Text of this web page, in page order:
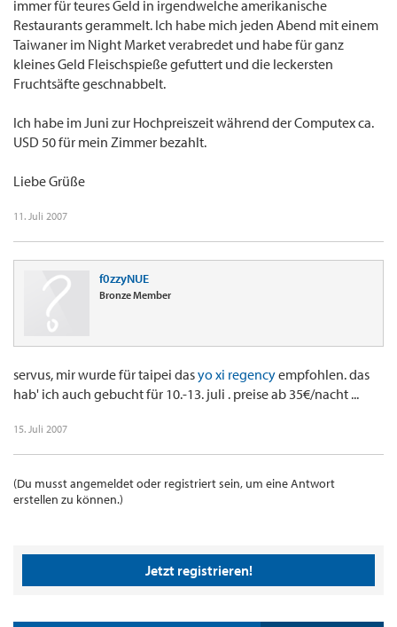
immer für teures Geld in irgendwelche amerikanische
Restaurants gerammelt. Ich habe mich jeden Abend mit einem
Taiwaner im Night Market verabredet und habe für ganz
kleines Geld Fleischspieße gefuttert und die leckersten
Fruchtsäfte geschnabbelt.
Ich habe im Juni zur Hochpreiszeit während der Computex ca.
USD 50 für mein Zimmer bezahlt.
Liebe Grüße
11. Juli 2007
f0zzyNUE
Bronze Member
servus, mir wurde für taipei dasyo xi regencyempfohlen. das
hab' ich auch gebucht für 10.-13. juli . preise ab 35€/nacht ...
15. Juli 2007
(Du musst angemeldet oder registriert sein, um eine Antwort
erstellen zu können.)
Jetzt registrieren!